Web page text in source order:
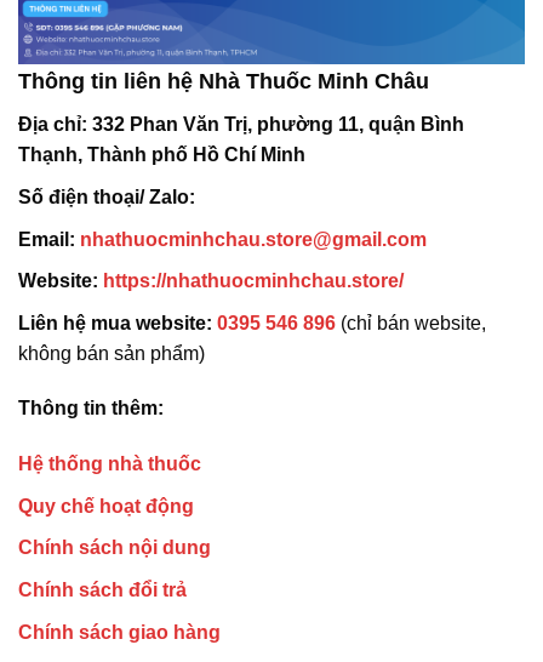
Thông tin liên hệ Nhà Thuốc Minh Châu
Địa chỉ: 332 Phan Văn Trị, phường 11, quận Bình
Thạnh, Thành phố Hồ Chí Minh
Số điện thoại/ Zalo:
Email: nhathuocminhchau.store@gmail.com
Website: https://nhathuocminhchau.store/
Liên hệ mua website: 0395 546 896 (chỉ bán website,
không bán sản phẩm)
Thông tin thêm:
Hệ thống nhà thuốc
Quy chế hoạt động
Chính sách nội dung
Chính sách đổi trả
Chính sách giao hàng